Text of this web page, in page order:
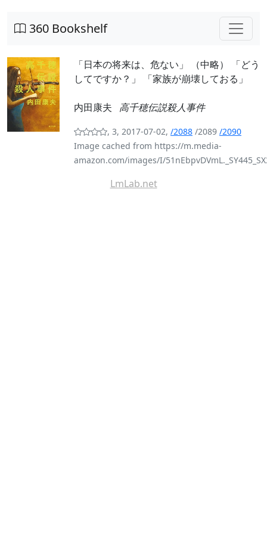
360 Bookshelf
「日本の将来は、危ない」 （中略） 「どう
してですか？」 「家族が崩壊しておる」
内田康夫 高千穂伝説殺人事件
, 3, 2017-07-02, /2088 /2089 /2090
Image cached from https://m.media-
amazon.com/images/I/
LmLab.net